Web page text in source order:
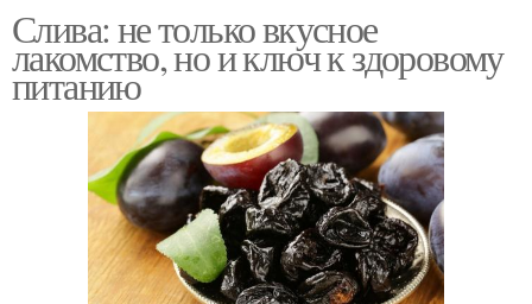
Слива: не только вкусное
лакомство, но и ключ к здоровому
питанию